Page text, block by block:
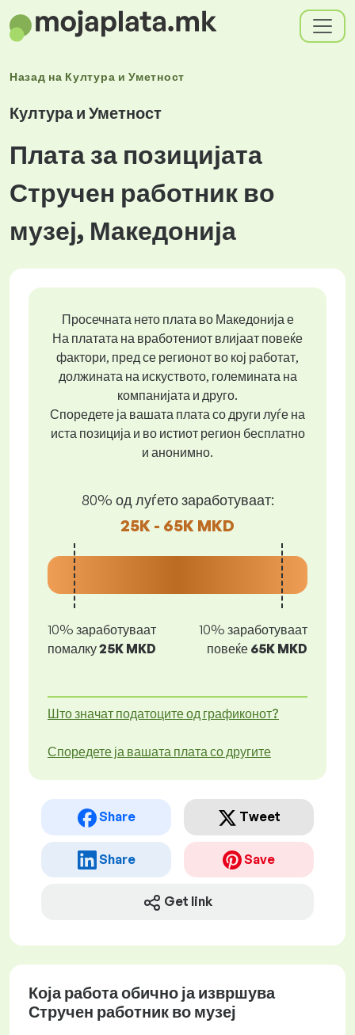
Назад на Култура и Уметност
Култура и Уметност
Плата за позицијата
Стручен работник во
музеј, Македонија
Просечната нето плата во Македонија е
На платата на вработениот влијаат повеќе
фактори, пред се регионот во кој работат,
должината на искуството, големината на
компанијата и друго.
Споредете ја вашата плата со други луѓе на
иста позиција и во истиот регион бесплатно
и анонимно.
80% од луѓето заработуваат:
25K - 65K MKD
10% заработуваат
помалку25K MKD
10% заработуваат
повеќе 65K MKD
Што значат податоците од графиконот?
Споредете ја вашата плата со другите
Share Tweet
Share Save
Get link
Која работа обично ја извршува
Стручен работник во музеј